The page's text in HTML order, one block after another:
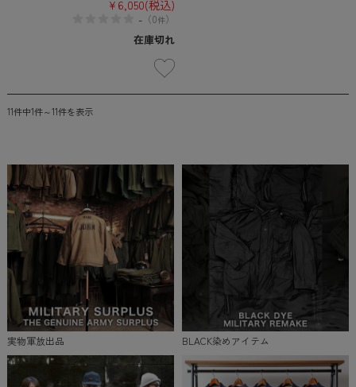
¥6,050(税込)
-（0件）
在庫切れ
11件中1件～11件を表示
実物軍放出品 BLACK染めアイテム